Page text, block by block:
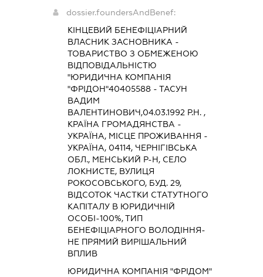
dossier.foundersAndBenef:
КІНЦЕВИЙ БЕНЕФІЦІАРНИЙ
ВЛАСНИК ЗАСНОВНИКА -
ТОВАРИСТВО З ОБМЕЖЕНОЮ
ВІДПОВІДАЛЬНІСТЮ
"ЮРИДИЧНА КОМПАНІЯ
"ФРІДОН"40405588 - ТАСУН
ВАДИМ
ВАЛЕНТИНОВИЧ,04.03.1992 Р.Н. ,
КРАЇНА ГРОМАДЯНСТВА -
УКРАЇНА, МІСЦЕ ПРОЖИВАННЯ -
УКРАЇНА, 04114, ЧЕРНІГІВСЬКА
ОБЛ., МЕНСЬКИЙ Р-Н, СЕЛО
ЛОКНИСТЕ, ВУЛИЦЯ
РОКОСОВСЬКОГО, БУД. 29,
ВІДСОТОК ЧАСТКИ СТАТУТНОГО
КАПІТАЛУ В ЮРИДИЧНІЙ
ОСОБІ-100%, ТИП
БЕНЕФІЦІАРНОГО ВОЛОДІННЯ-
НЕ ПРЯМИЙ ВИРІШАЛЬНИЙ
ВПЛИВ
ЮРИДИЧНА КОМПАНІЯ "ФРІДОМ"